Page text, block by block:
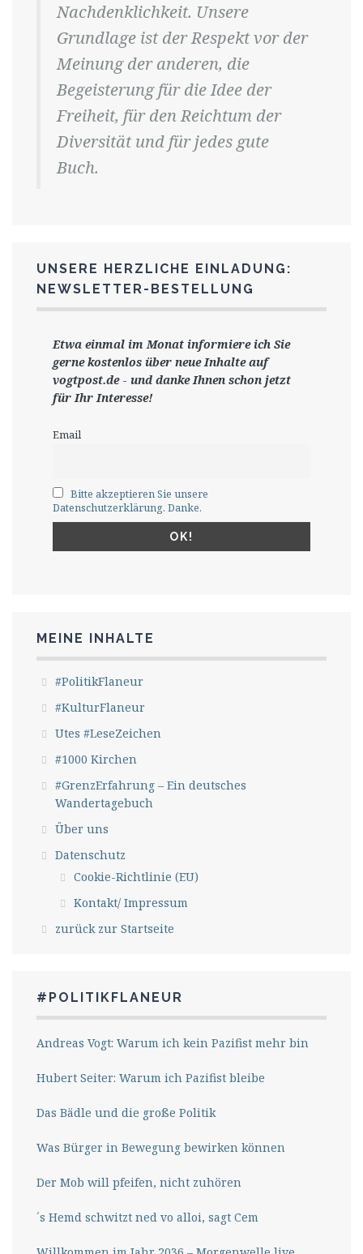
Nachdenklichkeit. Unsere
Grundlage ist der Respekt vor der
Meinung der anderen, die
Begeisterung für die Idee der
Freiheit, für den Reichtum der
Diversität und für jedes gute
Buch.
UNSERE HERZLICHE EINLADUNG:
NEWSLETTER-BESTELLUNG
Etwa einmal im Monat informiere ich Sie
gernekostenlos über neue Inhalte auf
vogtpost.de- und danke Ihnen schon jetzt
für Ihr Interesse!
Email
Bitte akzeptieren Sie unsere
Datenschutzerklärung. Danke.
MEINE INHALTE
#PolitikFlaneur
#KulturFlaneur
Utes #LeseZeichen
#1000 Kirchen
#GrenzErfahrung – Ein deutsches
Wandertagebuch
Über uns
Datenschutz
Cookie-Richtlinie (EU)
Kontakt/ Impressum
zurück zur Startseite
#POLITIKFLANEUR
Andreas Vogt: Warum ich kein Pazifist mehr bin
Hubert Seiter: Warum ich Pazifist bleibe
Das Bädle und die große Politik
Was Bürger in Bewegung bewirken können
Der Mob will pfeifen, nicht zuhören
´s Hemd schwitzt ned vo alloi, sagt Cem